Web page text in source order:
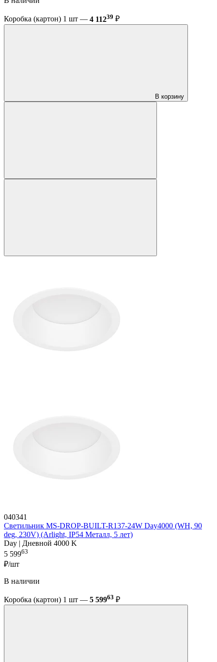
Коробка (картон) 1 шт — 4 11239 ₽
В корзину
040341
Светильник MS-DROP-BUILT-R137-24W Day4000 (WH, 90
deg, 230V) (Arlight, IP54 Металл, 5 лет)
Day | Дневной 4000 K
5 59963
₽/шт
В наличии
Коробка (картон) 1 шт — 5 59963 ₽